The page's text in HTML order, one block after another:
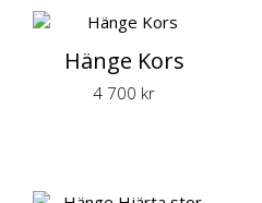
Hänge Kors
4 700 kr